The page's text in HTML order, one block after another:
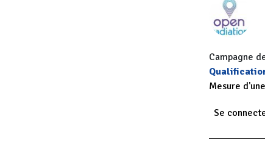
Campagne
Mesure
Se